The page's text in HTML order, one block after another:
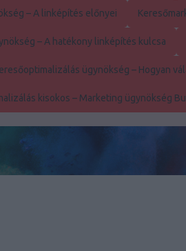
– A linképítés előnyei
– A hatékony linképítés kulcsa
ügynökség – Hogyan
kisokos – Marketing ügynökség